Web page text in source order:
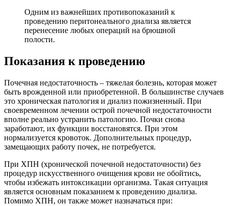
Одним из важнейших противопоказаний к
проведению перитонеального диализа является
перенесение любых операций на брюшной
полости.
Показания к проведению
Почечная недостаточность – тяжелая болезнь, которая может
быть врожденной или приобретенной. В большинстве случаев
это хроническая патология и диализ пожизненный. При
своевременном лечении острой почечной недостаточности
вполне реально устранить патологию. Почки снова
заработают, их функции восстановятся. При этом
нормализуется кровоток. Дополнительных процедур,
замещающих работу почек, не потребуется.
При ХПН (хронической почечной недостаточности) без
процедур искусственного очищения крови не обойтись,
чтобы избежать интоксикации организма. Такая ситуация
является основным показанием к проведению диализа.
Помимо ХПН, он также может назначаться при: